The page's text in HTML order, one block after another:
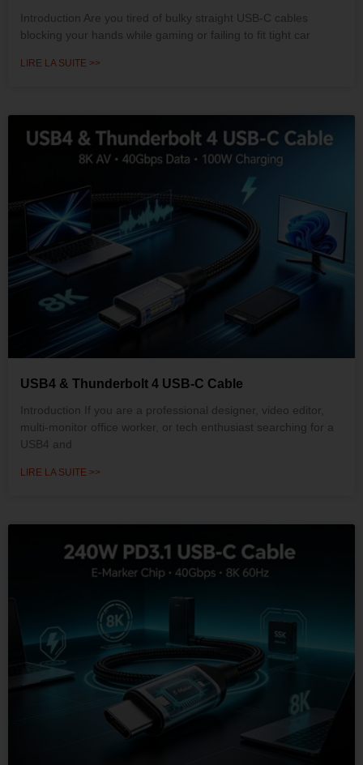
Introduction Are you tired of bulky straight USB-C cables
blocking your hands while gaming or failing to fit tight car
LIRE LA SUITE >>
USB4 & Thunderbolt 4 USB-C Cable
Introduction If you are a professional designer, video editor,
multi-monitor office worker, or tech enthusiast searching for a
USB4 and
LIRE LA SUITE >>